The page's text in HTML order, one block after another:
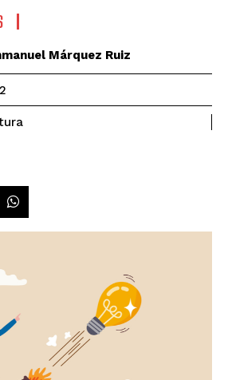
Márquez Ruiz